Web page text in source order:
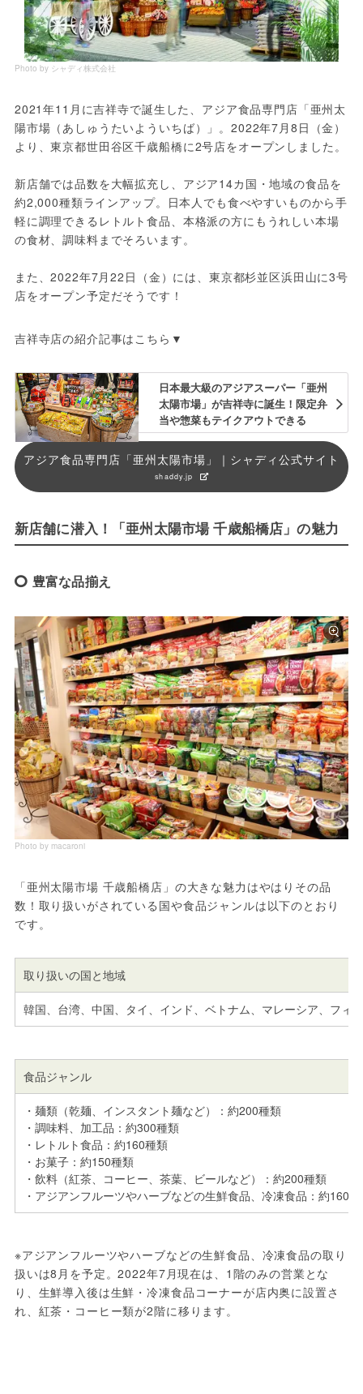
Photo by シャディ株式会社
2021年11月に吉祥寺で誕生した、アジア食品専門店「亜州太
陽市場（あしゅうたいよういちば）」。2022年7月8日（金）
より、東京都世田谷区千歳船橋に2号店をオープンしました。
新店舗では品数を大幅拡充し、アジア14カ国・地域の食品を
約2,000種類ラインアップ。日本人でも食べやすいものから手
軽に調理できるレトルト食品、本格派の方にもうれしい本場
の食材、調味料までそろいます。
また、2022年7月22日（金）には、東京都杉並区浜田山に3号
店をオープン予定だそうです！
吉祥寺店の紹介記事はこちら▼
日本最大級のアジアスーパー「亜州
太陽市場」が吉祥寺に誕生！限定弁
当や惣菜もテイクアウトできる
アジア食品専門店「亜州太陽市場」｜シャディ公式サイト
shaddy.jp
新店舗に潜入！「亜州太陽市場 千歳船橋店」の魅力
豊富な品揃え
Photo by macaroni
「亜州太陽市場 千歳船橋店」の大きな魅力はやはりその品
数！取り扱いがされている国や食品ジャンルは以下のとおり
です。
取り扱いの国と地域
韓国、台湾、中国、タイ、インド、ベトナム、マレーシア、フ
食品ジャンル
・麺類（乾麺、インスタント麺など）：約200種類
・調味料、加工品：約300種類
・レトルト食品：約160種類
・お菓子：約150種類
・飲料（紅茶、コーヒー、茶葉、ビールなど）：約200種類
・アジアンフルーツやハーブなどの生鮮食品、冷凍食品：約160
※アジアンフルーツやハーブなどの生鮮食品、冷凍食品の取り
扱いは8月を予定。2022年7月現在は、1階のみの営業とな
り、生鮮導入後は生鮮・冷凍食品コーナーが店内奥に設置さ
れ、紅茶・コーヒー類が2階に移ります。